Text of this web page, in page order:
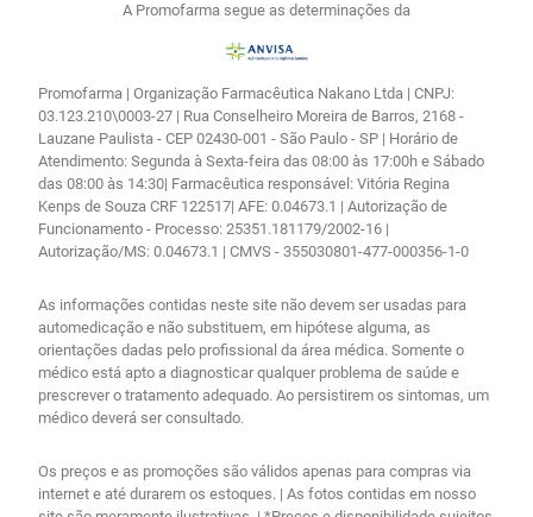
A Promofarma segue as determinações da
Promofarma | Organização Farmacêutica Nakano Ltda | CNPJ:
03.123.210\0003-27 | Rua Conselheiro Moreira de Barros, 2168 -
Lauzane Paulista - CEP 02430-001 - São Paulo - SP | Horário de
Atendimento: Segunda à Sexta-feira das 08:00 às 17:00h e Sábado
das 08:00 às 14:30| Farmacêutica responsável: Vitória Regina
Kenps de Souza CRF 122517| AFE: 0.04673.1 | Autorização de
Funcionamento - Processo: 25351.181179/2002-16 |
Autorização/MS: 0.04673.1 | CMVS - 355030801-477-000356-1-0
As informações contidas neste site não devem ser usadas para
automedicação e não substituem, em hipótese alguma, as
orientações dadas pelo profissional da área médica. Somente o
médico está apto a diagnosticar qualquer problema de saúde e
prescrever o tratamento adequado. Ao persistirem os sintomas, um
médico deverá ser consultado.
Os preços e as promoções são válidos apenas para compras via
internet e até durarem os estoques. | As fotos contidas em nosso